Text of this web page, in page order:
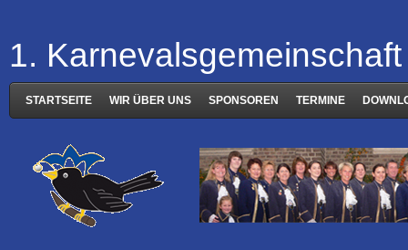
1.
STARTSEITE WIR ÜBER UNS SPONSOREN TERMINE